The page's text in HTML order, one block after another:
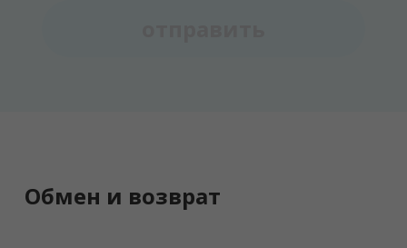
Обмен и возврат